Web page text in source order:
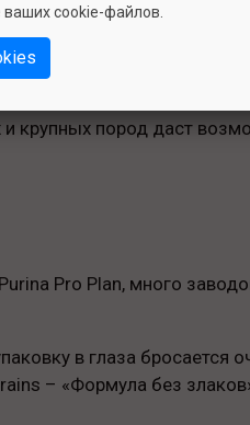
обзор которого мы
состав,
крупных пород даст
Pro Plan, много
в глаза бросается
– «Формула без
ваших cookie-файлов.